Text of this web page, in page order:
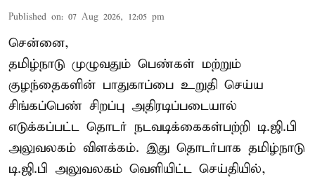
Published on: 07 Aug 2026, 12:05 pm
சென்னை,
தமிழ்நாடு முழுவதும் பெண்கள் மற்றும்
குழந்தைகளின் பாதுகாப்பை உறுதி செய்ய
சிங்கப்பெண் சிறப்பு அதிரடிப்படையால்
எடுக்கப்பட்ட தொடர் நடவடிக்கைகள்பற்றி டி.ஜி.பி
அலுவலகம் விளக்கம். இது தொடர்பாக தமிழ்நாடு
டி.ஜி.பி அலுவலகம் வெளியிட்ட செய்தியில்,